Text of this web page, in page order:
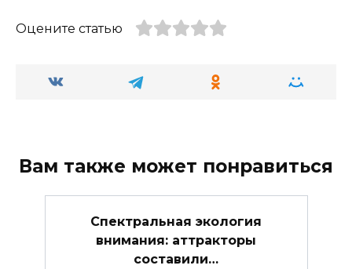
Оцените статью
Вам также может понравиться
Спектральная экология
внимания: аттракторы
составили…